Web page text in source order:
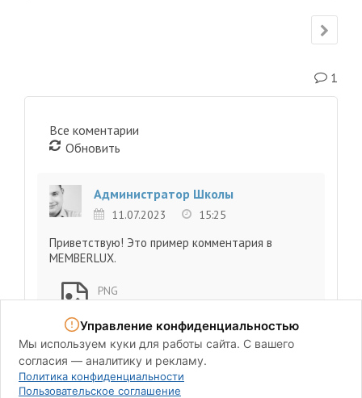
экран
1
Все коментарии
Обновить
Администратор Школы
11.07.2023 15:25
Приветствую! Это пример комментария в
MEMBERLUX.
PNG
Управление конфиденциальностью
Мы используем куки для работы сайта. С вашего
согласия — аналитику и рекламу.
Политика конфиденциальности
Пользовательское соглашение